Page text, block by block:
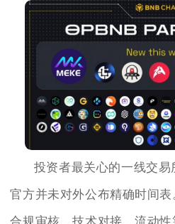
投资者最关心的一线交易
官方并未对外公布精确时间